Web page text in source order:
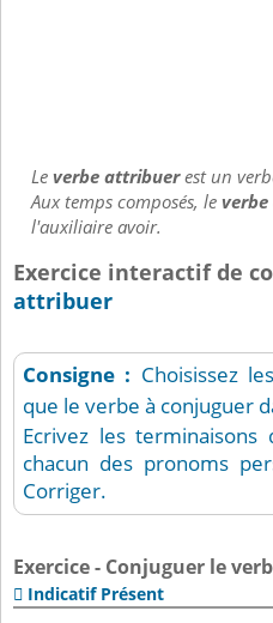
Leverbe attribuerest un
Aux temps composés, le
l'auxiliaire avoir.
Exercice interactif de
attribuer
Consigne : Choisissez
que le verbe à conjuguer
Ecrivez les
chacun des pronoms
Corriger.
Exercice - Conjuguer le
 Indicatif Présent